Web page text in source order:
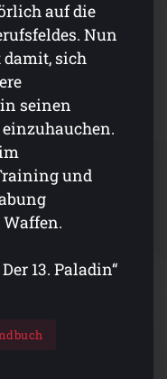
auf die
Nun
damit, sich
seinen
und
13. Paladin“